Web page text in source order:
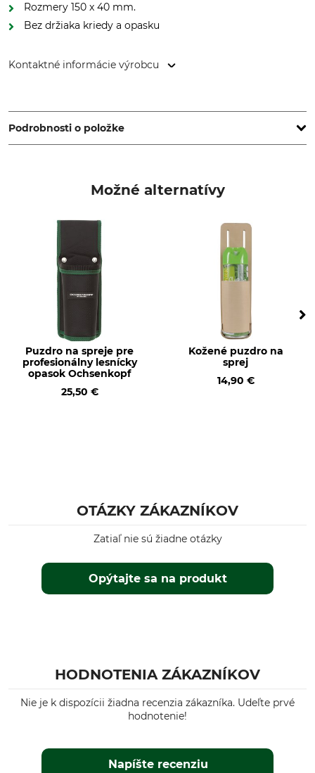
Rozmery 150 x 40 mm.
Bez držiaka kriedy a opasku
Kontaktné informácie výrobcu
15, 36199 Rotenburg, Germany, www.schaub-lederwaren.de
Podrobnosti o položke
Možné alternatívy
Puzdro na spreje pre
profesionálny lesnícky
opasok Ochsenkopf
25,50 €
Kožené puzdro na
sprej
14,90 €
OTÁZKY ZÁKAZNÍKOV
Opýtajte sa na produkt
Zatiaľ nie sú žiadne otázky
HODNOTENIA ZÁKAZNÍKOV
Nie je k dispozícii žiadna recenzia zákazníka. Udeľte prvé
hodnotenie!
Napíšte recenziu